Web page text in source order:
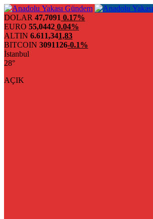
DOLAR 47,7091 0.17%
EURO 55,0442 0.04%
ALTIN 6.611,341,83
BITCOIN 3091126-0.1%
İstanbul
28°
AÇIK